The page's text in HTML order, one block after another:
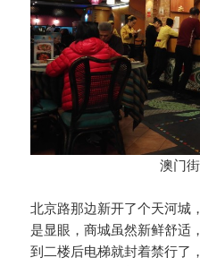
澳门
北京路那边新开了个天河城
是显眼，商城虽然新鲜舒适
到二楼后电梯就封着禁行了